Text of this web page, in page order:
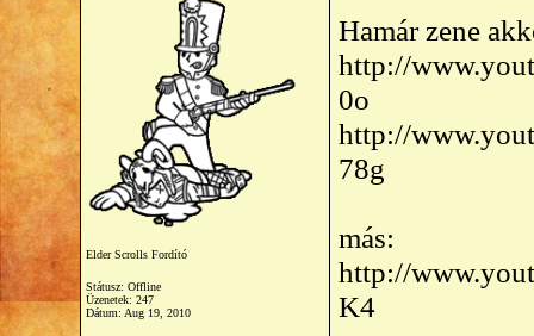
Elder Scrolls Fordító
Státusz: Offline
Üzenetek: 247
Dátum: Aug 19, 2010
Hamár zene
http://
0o
http://
78g
más:
http://
K4